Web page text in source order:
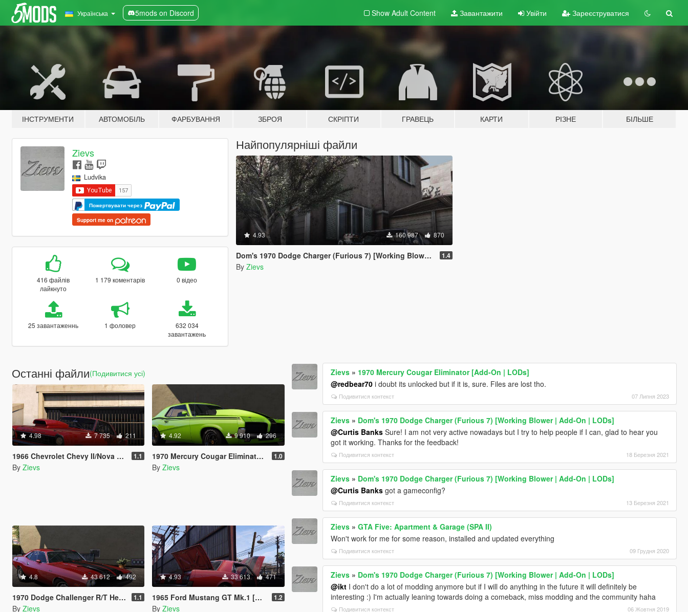
Українська 5mods on Discord Show Adult Content Завантажити Увійти Зареєструватися
ІНСТРУМЕНТИ АВТОМОБІЛЬ ФАРБУВАННЯ ЗБРОЯ СКРІПТИ ГРАВЕЦЬ КАРТИ РІЗНЕ БІЛЬШЕ
Zievs
Ludvika
Пожертвувати через
Support me on
416 файлів
лайкнуто
1 179 коментарів 0 відео
25 завантаженнь 1 фоловер
632 034
завантажень
Найпопулярніші файли
4.93 160 987 870
Dom's 1970 Dodge Charger (Furious 7) [Working Blower | Add-On | LODs] 1.4
By Zievs
Останні файли(Подивитися усі)
4.98 7 735 211
1966 Chevrolet Chevy II/Nova SS [Add-On | LODs] 1.1
By Zievs
4.92 9 910 296
1970 Mercury Cougar Eliminator [Add-On | LODs] 1.0
By Zievs
4.8 43 612 492
1970 Dodge Challenger R/T Hemi [Add-On | LODs] 1.1
By Zievs
4.93 33 613 471
1965 Ford Mustang GT Mk.1 [Add-On | LODs] 1.2
By Zievs
Zievs » 1970 Mercury Cougar Eliminator [Add-On | LODs]
@redbear70 i doubt its unlocked but if it is, sure. Files are lost tho.
Подивитися контекст 07 Липня 2023
Zievs » Dom's 1970 Dodge Charger (Furious 7) [Working Blower | Add-On | LODs]
@Curtis Banks Sure! I am not very active nowadays but I try to help people if I can, glad to hear you
got it working. Thanks for the feedback!
Подивитися контекст 18 Березня 2021
Zievs » Dom's 1970 Dodge Charger (Furious 7) [Working Blower | Add-On | LODs]
@Curtis Banks got a gameconfig?
Подивитися контекст 13 Березня 2021
Zievs »GTA Five: Apartment & Garage (SPA II)
Won't work for me for some reason, installed and updated everything
Подивитися контекст 09 Грудня 2020
Zievs » Dom's 1970 Dodge Charger (Furious 7) [Working Blower | Add-On | LODs]
@ikt I don't do a lot of modding anymore but if I will do anything in the future it will definitely be
interesting :) I'm actually leaning towards doing a comeback, miss modding and the community haha
Подивитися контекст 06 Жовтня 2019